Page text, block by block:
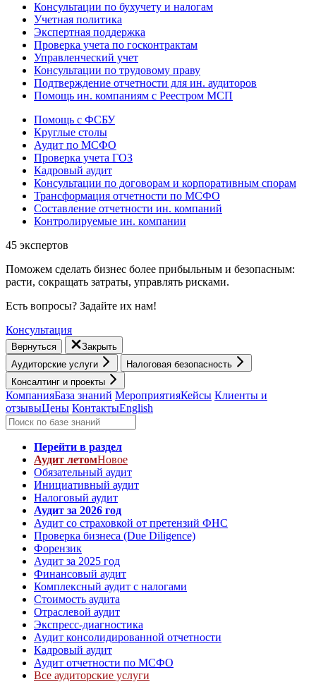
Консультации по бухучету и налогам
Учетная политика
Экспертная поддержка
Проверка учета по госконтрактам
Управленческий учет
Консультации по трудовому праву
Подтверждение отчетности для ин. аудиторов
Помощь ин. компаниям с Реестром МСП
Помощь с ФСБУ
Круглые столы
Аудит по МСФО
Проверка учета ГОЗ
Кадровый аудит
Консультации по договорам и корпоративным спорам
Трансформация отчетности по МСФО
Составление отчетности ин. компаний
Контролируемые ин. компании
45 экспертов
Поможем сделать бизнес более прибыльным и безопасным:
расти, cокращать затраты, управлять рисками.
Есть вопросы? Задайте их нам!
Консультация
Вернуться
Закрыть
Аудиторские услуги
Налоговая безопасность
Консалтинг и проекты
КомпанияБаза знаний МероприятияКейсы Клиенты и
отзывыЦены КонтактыEnglish
Перейти в раздел
Аудит летомНовое
Обязательный аудит
Инициативный аудит
Налоговый аудит
Аудит за 2026 год
Аудит со страховкой от претензий ФНС
Проверка бизнеса (Due Diligence)
Форензик
Аудит за 2025 год
Финансовый аудит
Комплексный аудит с налогами
Стоимость аудита
Отраслевой аудит
Экспресс-диагностика
Аудит консолидированной отчетности
Кадровый аудит
Аудит отчетности по МСФО
Все аудиторские услуги